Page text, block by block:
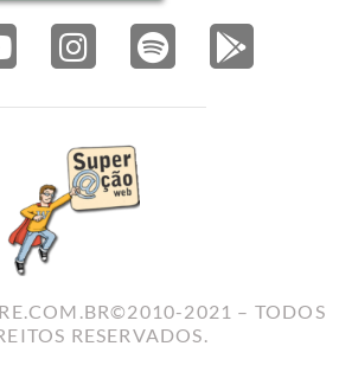
2021 – TODOS
RESERVADOS.